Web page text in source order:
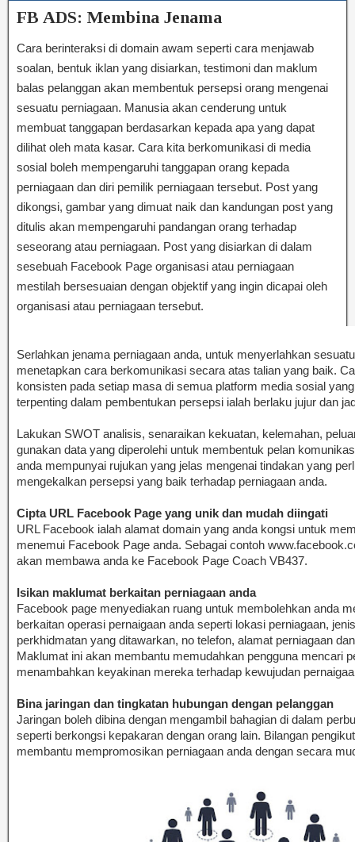
FB ADS: Membina Jenama
Cara berinteraksi di domain awam seperti cara menjawab
soalan, bentuk iklan yang disiarkan, testimoni dan maklum
balas pelanggan akan membentuk persepsi orang mengenai
sesuatu perniagaan. Manusia akan cenderung untuk
membuat tanggapan berdasarkan kepada apa yang dapat
dilihat oleh mata kasar. Cara kita berkomunikasi di media
sosial boleh mempengaruhi tanggapan orang kepada
perniagaan dan diri pemilik perniagaan tersebut. Post yang
dikongsi, gambar yang dimuat naik dan kandungan post yang
ditulis akan mempengaruhi pandangan orang terhadap
seseorang atau perniagaan. Post yang disiarkan di dalam
sesebuah Facebook Page organisasi atau perniagaan
mestilah bersesuaian dengan objektif yang ingin dicapai oleh
organisasi atau perniagaan tersebut.
Serlahkan jenama perniagaan anda, untuk menyerlahkan
menetapkan cara berkomunikasi secara atas talian yang baik.
konsisten pada setiap masa di semua platform media sosial
terpenting dalam pembentukan persepsi ialah berlaku jujur dan
Lakukan SWOT analisis, senaraikan kekuatan, kelemahan,
gunakan data yang diperolehi untuk membentuk pelan
anda mempunyai rujukan yang jelas mengenai tindakan yang
mengekalkan persepsi yang baik terhadap perniagaan anda.
Cipta URL Facebook Page yang unik dan mudah diingati
URL Facebook ialah alamat domain yang anda kongsi untuk
menemui Facebook Page anda. Sebagai contoh
akan membawa anda ke Facebook Page Coach VB437.
Isikan maklumat berkaitan perniagaan anda
Facebook page menyediakan ruang untuk membolehkan anda
berkaitan operasi pernaigaan anda seperti lokasi perniagaan,
perkhidmatan yang ditawarkan, no telefon, alamat perniagaan
Maklumat ini akan membantu memudahkan pengguna mencari
menambahkan keyakinan mereka terhadap kewujudan
Bina jaringan dan tingkatan hubungan dengan pelanggan
Jaringan boleh dibina dengan mengambil bahagian di dalam
seperti berkongsi kepakaran dengan orang lain. Bilangan
membantu mempromosikan perniagaan anda dengan secara